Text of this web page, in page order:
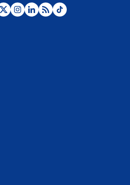
Desde dermatitis hasta infecciones: